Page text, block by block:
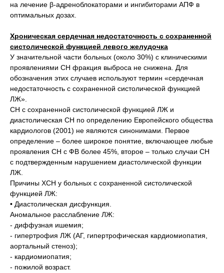
на лечение β-адреноблокаторами и ингибиторами АПФ в
оптимальных дозах.
Хроническая сердечная недостаточность с сохраненной
систолической функцией левого желудочка
У значительной части больных (около 30%) с клиническими
проявлениями СН фракция выброса не снижена. Для
обозначения этих случаев используют термин «сердечная
недостаточность с сохраненной систолической функцией
ЛЖ».
СН с сохраненной систолической функцией ЛЖ и
диастолическая СН по определению Европейского общества
кардиологов (2001) не являются синонимами. Первое
определение – более широкое понятие, включающее любые
проявления СН с ФВ более 45%, второе – только случаи СН
с подтвержденным нарушением диастолической функции
ЛЖ.
Причины ХСН у больных с сохраненной систолической
функцией ЛЖ:
• Диастолическая дисфункция.
Аномальное расслабление ЛЖ:
- диффузная ишемия;
- гипертрофия ЛЖ (АГ, гипертрофическая кардиомиопатия,
аортальный стеноз);
- кардиомиопатия;
- пожилой возраст.